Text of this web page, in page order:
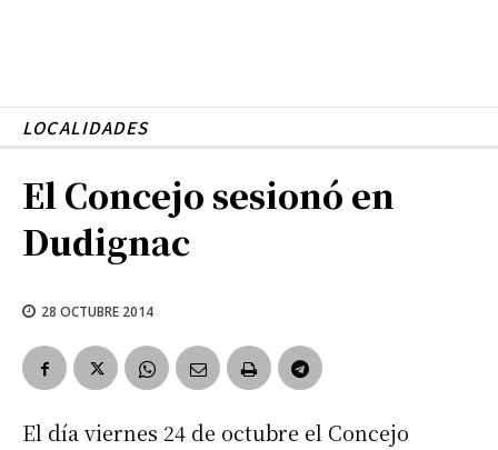
LOCALIDADES
El Concejo sesionó en
Dudignac
28 OCTUBRE 2014
El día viernes 24 de octubre el Concejo